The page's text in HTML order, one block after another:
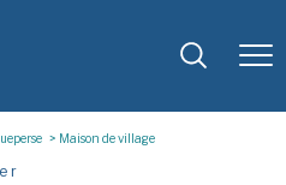
Maison de village